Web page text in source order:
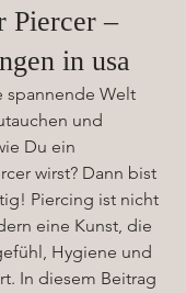
Piercer –
in usa
spannende Welt
und
Du ein
wirst? Dann bist
Piercing ist nicht
eine Kunst, die
Hygiene und
In diesem Beitrag